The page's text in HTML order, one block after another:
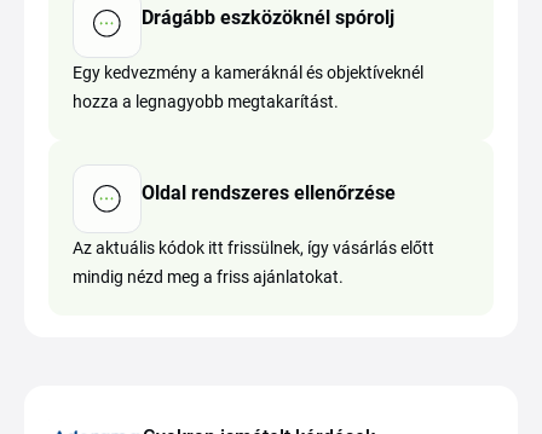
Drágább eszközöknél spórolj
Egy kedvezmény a kameráknál és objektíveknél
hozza a legnagyobb megtakarítást.
Oldal rendszeres ellenőrzése
Az aktuális kódok itt frissülnek, így vásárlás előtt
mindig nézd meg a friss ajánlatokat.